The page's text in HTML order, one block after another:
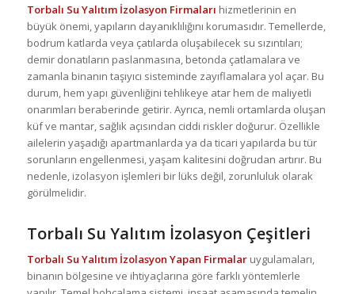
Torbalı Su Yalıtım İzolasyon Firmaları hizmetlerinin en
büyük önemi, yapıların dayanıklılığını korumasıdır. Temellerde,
bodrum katlarda veya çatılarda oluşabilecek su sızıntıları;
demir donatıların paslanmasına, betonda çatlamalara ve
zamanla binanın taşıyıcı sisteminde zayıflamalara yol açar. Bu
durum, hem yapı güvenliğini tehlikeye atar hem de maliyetli
onarımları beraberinde getirir. Ayrıca, nemli ortamlarda oluşan
küf ve mantar, sağlık açısından ciddi riskler doğurur. Özellikle
ailelerin yaşadığı apartmanlarda ya da ticari yapılarda bu tür
sorunların engellenmesi, yaşam kalitesini doğrudan artırır. Bu
nedenle, izolasyon işlemleri bir lüks değil, zorunluluk olarak
görülmelidir.
Torbalı Su Yalıtım İzolasyon Çeşitleri
Torbalı Su Yalıtım İzolasyon Yapan Firmalaruygulamaları,
binanın bölgesine ve ihtiyaçlarına göre farklı yöntemlerle